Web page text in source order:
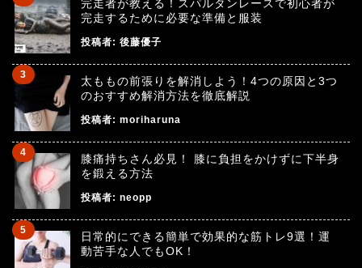
完走者が教える！スパルタンレースで初心者が
完走するために必要な準備と服装
投稿者: 後藤優子
太ももの前張りを解消しよう！4つの原因と3つ
のおすすめ解消方法を徹底解説
投稿者: moriharuna
膝痛持ちさん必見！ 膝に負担をかけずに下半身
を鍛える方法
投稿者: neopp
日常的にできる簡単で効果的な筋トレ9選！運
動苦手な人でもOK！